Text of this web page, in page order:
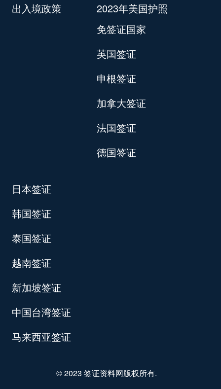
出入境政策
2023年美国护照
免签证国家
英国签证
申根签证
加拿大签证
法国签证
德国签证
日本签证
韩国签证
泰国签证
越南签证
新加坡签证
中国台湾签证
马来西亚签证
© 2023 签证资料网版权所有.